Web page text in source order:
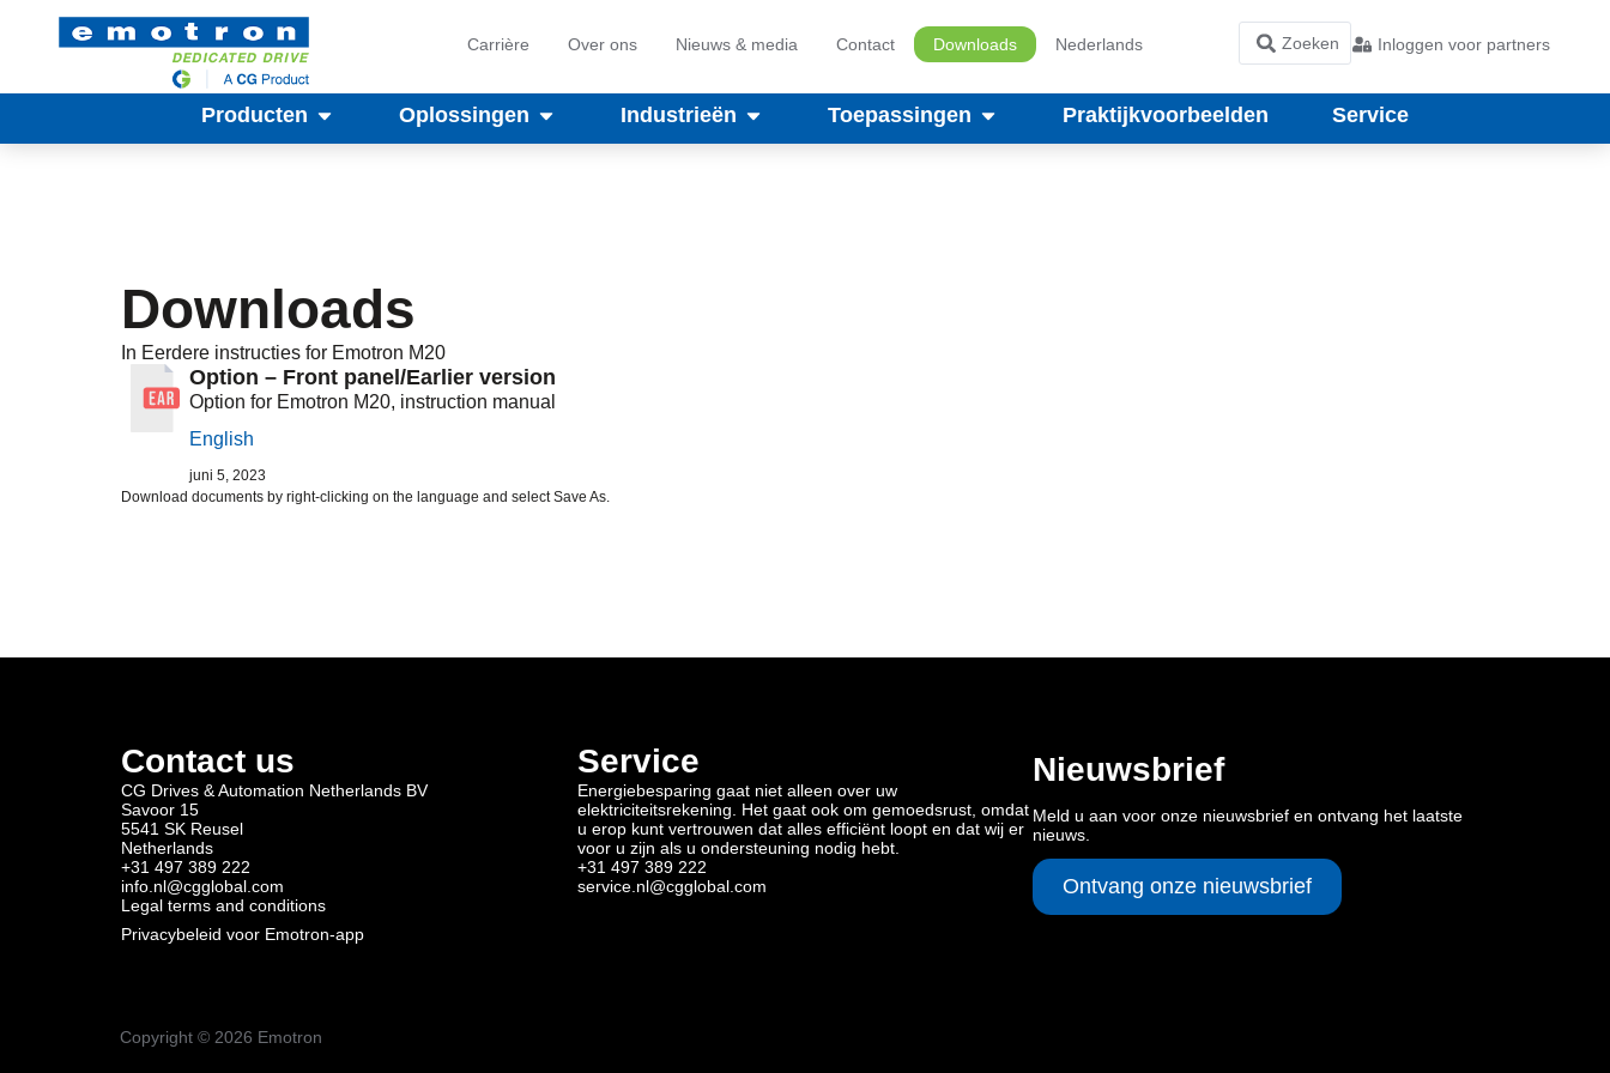
Carrière Over ons Nieuws & media Contact Downloads Nederlands Inloggen voor partners
Producten Oplossingen Industrieën Toepassingen Praktijkvoorbeelden Service
Downloads
In Eerdere instructies for Emotron M20
Option – Front panel/Earlier version
Option for Emotron M20, instruction manual
English
juni 5, 2023
Download documents by right-clicking on the language and select Save As.
Contact us
CG Drives & Automation Netherlands BV
Savoor 15
5541 SK Reusel
Netherlands
+31 497 389 222
info.nl@cgglobal.com
Legal terms and conditions
Privacybeleid voor Emotron-app
Service
Energiebesparing gaat niet alleen over uw
elektriciteitsrekening. Het gaat ook om gemoedsrust, omdat
u erop kunt vertrouwen dat alles efficiënt loopt en dat wij er
voor u zijn als u ondersteuning nodig hebt.
+31 497 389 222
service.nl@cgglobal.com
Nieuwsbrief
Meld u aan voor onze nieuwsbrief en ontvang het laatste
nieuws.
Ontvang onze nieuwsbrief
Copyright © 2026 Emotron